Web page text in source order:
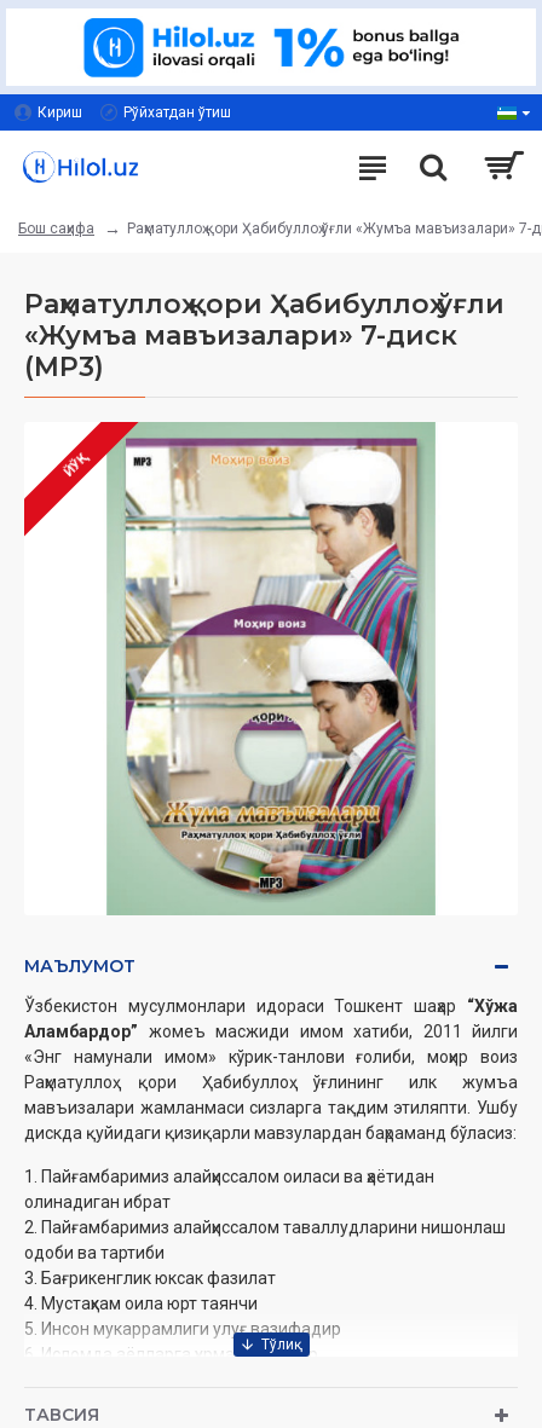
Кириш Рўйхатдан ўтиш
Бош саҳифа Раҳматуллоҳ қори Ҳабибуллоҳ ўғли «Жумъа мавъизалари»
Раҳматуллоҳ қори Ҳабибуллоҳ ўғли
«Жумъа мавъизалари» 7-диск
(МР3)
ЙЎҚ
МАЪЛУМОТ
Ўзбекистон мусулмонлари идораси Тошкент шаҳар “Хўжа
Аламбардор” жомеъ масжиди имом хатиби, 2011 йилги
«Энг намунали имом» кўрик-танлови ғолиби, моҳир воиз
Раҳматуллоҳ қори Ҳабибуллоҳ ўғлининг илк жумъа
мавъизалари жамланмаси сизларга тақдим этиляпти. Ушбу
дискда қуйидаги қизиқарли мавзулардан баҳраманд бўласиз:
1. Пайғамбаримиз алайҳиссалом оиласи ва ҳаётидан
олинадиган ибрат
2. Пайғамбаримиз алайҳиссалом таваллудларини нишонлаш
одоби ва тартиби
3. Бағрикенглик юксак фазилат
4. Мустаҳкам оила юрт таянчи
5. Инсон мукаррамлиги улуғ вазифадир
6. Исломда аёлларга ҳурмат бу қадар...
8. Табиат ва ислом
ТАВСИЯ